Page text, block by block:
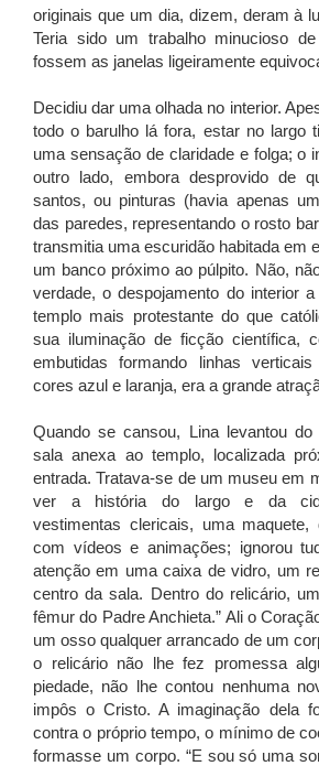
originais que um dia, dizem, deram à
Teria sido um trabalho minucioso
fossem as janelas ligeiramente
Decidiu dar uma olhada no interior.
todo o barulho lá fora, estar no largo
uma sensação de claridade e folga; o
outro lado, embora desprovido de
santos, ou pinturas (havia apenas
das paredes, representando o rosto
transmitia uma escuridão habitada em
um banco próximo ao púlpito. Não,
verdade, o despojamento do interior
templo mais protestante do que
sua iluminação de ficção científica,
embutidas formando linhas
cores azul e laranja, era a grande
Quando se cansou, Lina levantou
sala anexa ao templo, localizada
entrada. Tratava-se de um museu em
ver a história do largo e da
vestimentas clericais, uma maquete,
com vídeos e animações; ignorou
atenção em uma caixa de vidro, um
centro da sala. Dentro do relicário,
fêmur do Padre Anchieta.” Ali o
um osso qualquer arrancado de um
o relicário não lhe fez promessa
piedade, não lhe contou nenhuma
impôs o Cristo. A imaginação dela
contra o próprio tempo, o mínimo de
formasse um corpo. “E sou só uma